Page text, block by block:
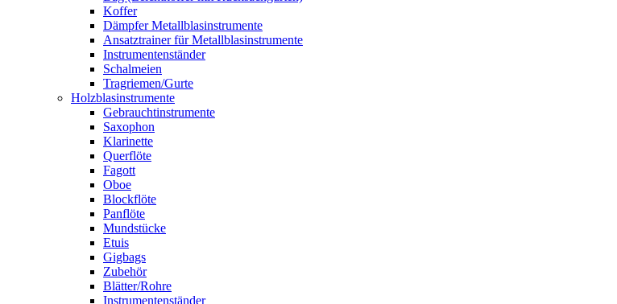
Koffer
Dämpfer Metallblasinstrumente
Ansatztrainer für Metallblasinstrumente
Instrumentenständer
Schalmeien
Tragriemen/Gurte
Holzblasinstrumente
Gebrauchtinstrumente
Saxophon
Klarinette
Querflöte
Fagott
Oboe
Blockflöte
Panflöte
Mundstücke
Etuis
Gigbags
Zubehör
Blätter/Rohre
Instrumentenständer